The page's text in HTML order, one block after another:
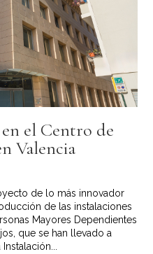
el Centro de
Valencia
de lo más innovador
de las instalaciones
Mayores Dependientes
que se han llevado a